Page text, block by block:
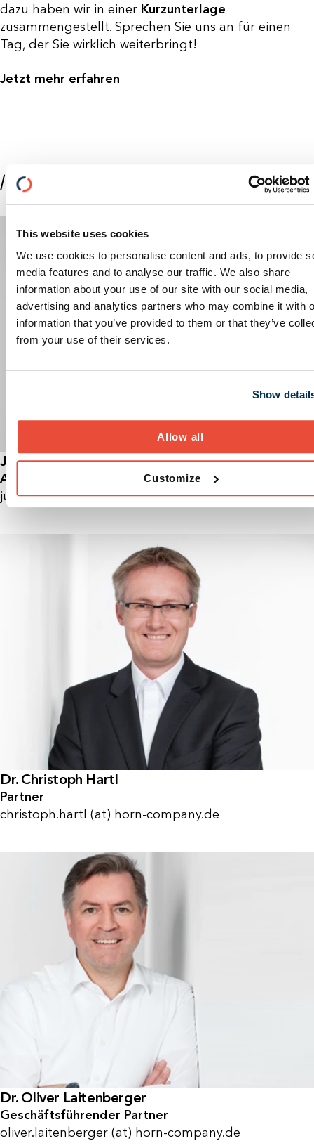
This website uses cookies
We use cookies to personalise content and ads, to provide
media features and to analyse our traffic. We also share
information about your use of our site with our social media,
advertising and analytics partners who may combine it with
information that you’ve provided to them or that they’ve
from your use of their services.
Show
Allow all
Customize
dazu haben wir in einer Kurzunterlage
zusammengestellt. Sprechen Sie uns an für einen
Tag, der Sie wirklich weiterbringt!
Jetzt mehr erfahren
//ÜBER DIE AUTOR:INNEN
Julian Müller
Associate Partner
julian.mueller (at) horn-company.de
Dr. Christoph Hartl
Partner
christoph.hartl (at) horn-company.de
Dr. Oliver Laitenberger
Geschäftsführender Partner
oliver.laitenberger (at) horn-company.de